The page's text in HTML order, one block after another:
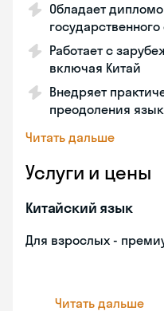
Обладает
Работает с
включая Китай
Внедряет
преодоления
Читать дальше
Услуги и цены
Китайский язык
Для взрослых -
Читать дальше